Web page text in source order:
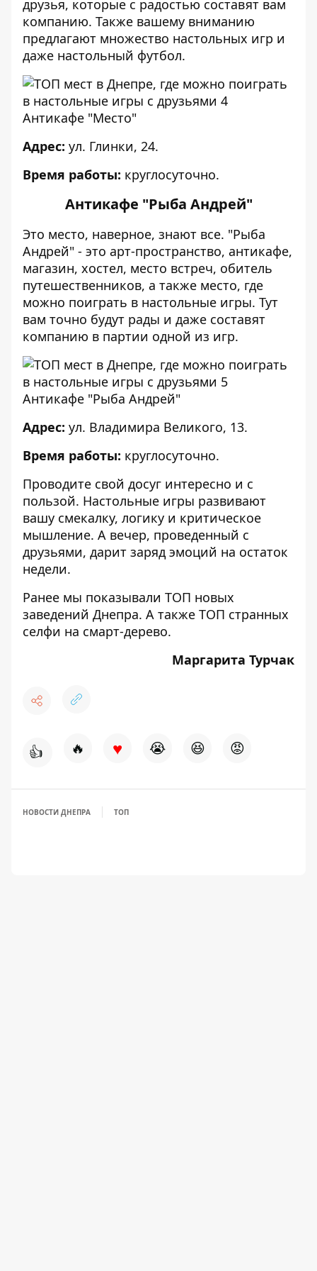
друзья, которые с радостью составят вам
компанию. Также вашему вниманию
предлагают множество настольных игр и
даже настольный футбол.
Антикафе "Место"
Адрес: ул. Глинки, 24.
Время работы: круглосуточно.
Антикафе "Рыба Андрей"
Это место, наверное, знают все. "Рыба
Андрей" - это арт-пространство, антикафе,
магазин, хостел, место встреч, обитель
путешественников, а также место, где
можно поиграть в настольные игры. Тут
вам точно будут рады и даже составят
компанию в партии одной из игр.
Антикафе "Рыба Андрей"
Адрес: ул. Владимира Великого, 13.
Время работы: круглосуточно.
Проводите свой досуг интересно и с
пользой. Настольные игры развивают
вашу смекалку, логику и критическое
мышление. А вечер, проведенный с
друзьями, дарит заряд эмоций на остаток
недели.
Ранее мы показывали ТОП новых
заведений Днепра. А также ТОП странных
селфи на смарт-дерево.
Маргарита Турчак
👍 🔥 ♥ 😭 😆 😡
НОВОСТИ ДНЕПРА ТОП